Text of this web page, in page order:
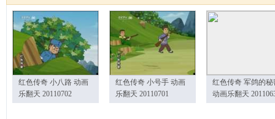
红色传奇 小八路 动画
乐翻天 20110702
红色传奇 小号手 动画
乐翻天 20110701
红色传奇 军鸽的秘
动画乐翻天